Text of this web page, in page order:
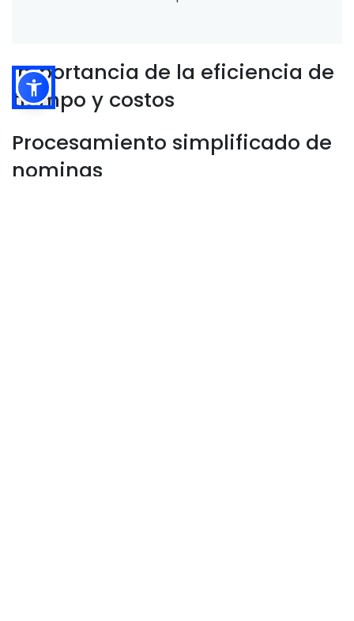
Importancia de la eficiencia de
tiempo y costos
Procesamiento simplificado de
nominas